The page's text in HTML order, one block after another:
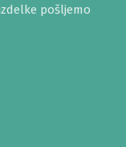
pošljemo